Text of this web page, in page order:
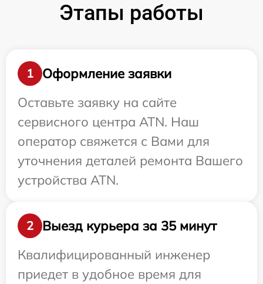
Этапы работы
1
Оформление заявки
Оставьте заявку на сайте
сервисного центра ATN. Наш
оператор свяжется с Вами для
уточнения деталей ремонта Вашего
устройства ATN.
2
Выезд курьера за 35 минут
Квалифицированный инженер
приедет в удобное время для